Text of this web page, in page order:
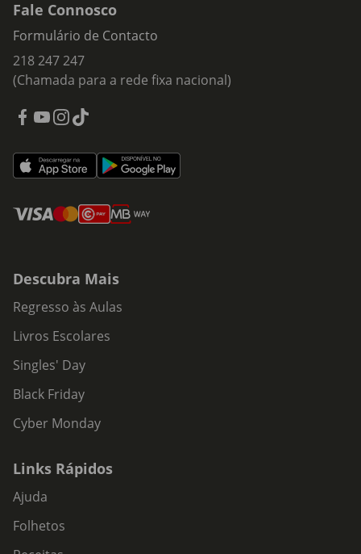
Explore a nossa seleção de caixas de areia para gato no
Continente, compare modelos, funcionalidades e tamanhos
e adicione ao carrinho, com entrega em casa ou
levantamento na sua loja mais próxima.
Fale Connosco
Formulário de Contacto
218 247 247
(Chamada para a rede fixa nacional)
Descubra Mais
Regresso às Aulas
Livros Escolares
Singles' Day
Black Friday
Cyber Monday
Links Rápidos
Ajuda
Folhetos